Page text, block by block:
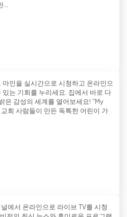
...
마인을 실시간으로 시청하고 온라인으
있는 기회를 누리세요. 집에서 바로 다
은 감성의 세계를 열어보세요! "My
회 사람들이 만든 독특한 어린이 가
널에서 온라인으로 라이브 TV를 시청